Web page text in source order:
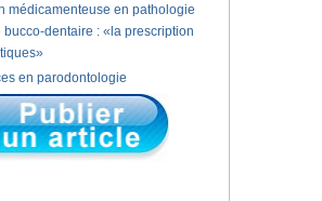
médicamenteuse en pathologie
bucco-dentaire : «la prescription
en parodontologie